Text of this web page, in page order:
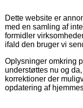
Dette website er
med en samling af
formidler
ifald den bruger vi
Oplysninger omkring
understøttes nu og
korrektioner der
opdatering af